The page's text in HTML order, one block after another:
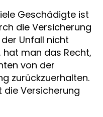
Geschädigte ist
die Versicherung
Unfall nicht
man das Recht,
von der
zurückzuerhalten.
die Versicherung